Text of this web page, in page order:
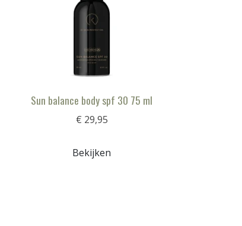
Sun balance body spf 30 75 ml
€ 29,95
Bekijken